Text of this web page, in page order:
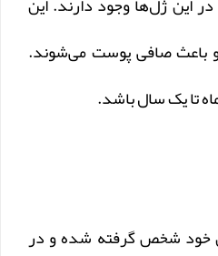
و باعث صافی پوست می‌شوند.
خود شخص گرفته شده و در